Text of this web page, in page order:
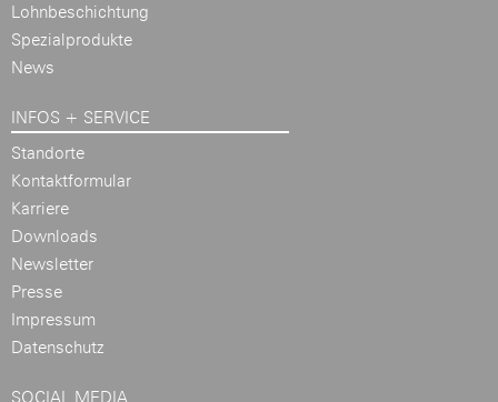
Lohnbeschichtung
Spezialprodukte
News
INFOS + SERVICE
Standorte
Kontaktformular
Karriere
Downloads
Newsletter
Presse
Impressum
Datenschutz
SOCIAL MEDIA